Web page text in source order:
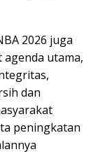
2026 juga
utama,
dan
peningkatan